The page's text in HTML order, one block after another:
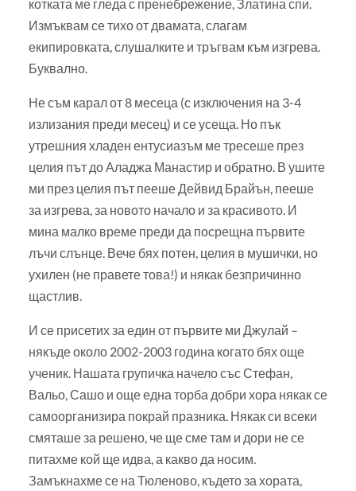
котката ме гледа с пренебрежение, Златина спи.
Измъквам се тихо от двамата, слагам
екипировката, слушалките и тръгвам към изгрева.
Буквално.
Не съм карал от 8 месеца (с изключения на 3-4
излизания преди месец) и се усеща. Но пък
утрешния хладен ентусиазъм ме тресеше през
целия път до Аладжа Манастир и обратно. В ушите
ми през целия път пееше Дейвид Брайън, пееше
за изгрева, за новото начало и за красивото. И
мина малко време преди да посрещна първите
лъчи слънце. Вече бях потен, целия в мушички, но
ухилен (не правете това!) и някак безпричинно
щастлив.
И се присетих за един от първите ми Джулай –
някъде около 2002-2003 година когато бях още
ученик. Нашата групичка начело със Стефан,
Вальо, Сашо и още една торба добри хора някак се
самоорганизира покрай празника. Някак си всеки
смяташе за решено, че ще сме там и дори не се
питахме кой ще идва, а какво да носим.
Замъкнахме се на Тюленово, където за хората,